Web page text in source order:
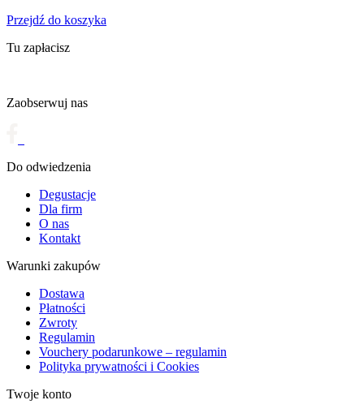
Przejdź do koszyka
Tu zapłacisz
Zaobserwuj nas
Do odwiedzenia
Degustacje
Dla firm
O nas
Kontakt
Warunki zakupów
Dostawa
Płatności
Zwroty
Regulamin
Vouchery podarunkowe – regulamin
Polityka prywatności i Cookies
Twoje konto